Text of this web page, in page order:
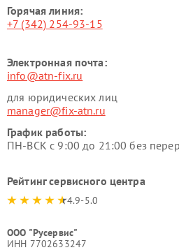
Горячая линия:
+7 (342) 254-93-15
Электронная почта:
info@atn-fix.ru
для юридических лиц
manager@fix-atn.ru
График работы:
ПН-ВСК с 9:00 до 21:00 без
Рейтинг сервисного центра
4.9-5.0
ООО "Русервис"
ИНН 7702633247